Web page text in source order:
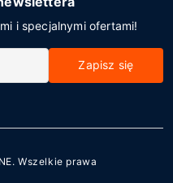
i specjalnymi ofertami!
Zapisz się
. Wszelkie prawa